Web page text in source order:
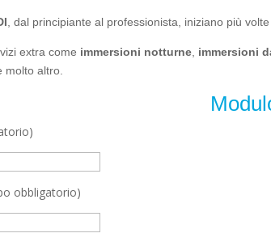
, dal principiante al professionista, iniziano più
extra come immersioni notturne immersioni
molto altro.
obbligatorio)